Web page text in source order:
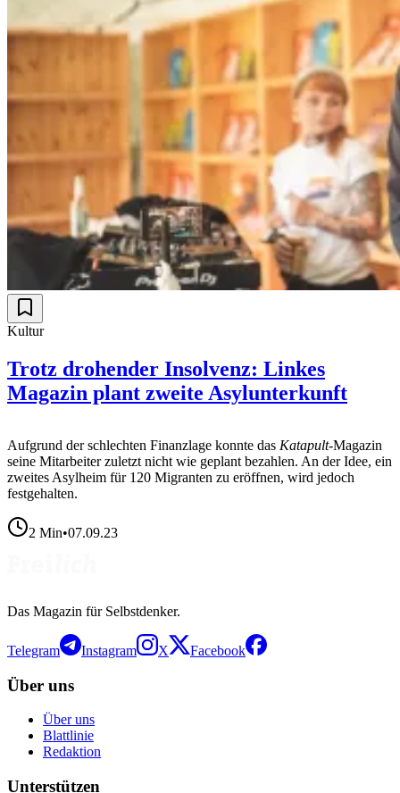
Kultur
Trotz drohender Insolvenz: Linkes
Magazin plant zweite Asylunterkunft
Aufgrund der schlechten Finanzlage konnte das Katapult-Magazin
seine Mitarbeiter zuletzt nicht wie geplant bezahlen. An der Idee, ein
zweites Asylheim für 120 Migranten zu eröffnen, wird jedoch
festgehalten.
2 Min•07.09.23
Das Magazin für Selbstdenker.
Telegram Instagram X Facebook
Über uns
Über uns
Blattlinie
Redaktion
Unterstützen